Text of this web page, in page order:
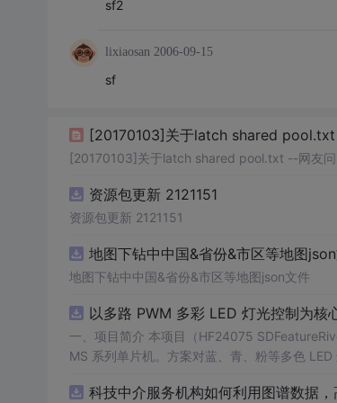
sf2
lixiaosan 2006-09-15
sf
[20170103]关于latch shared pool.txt
资源包更新 2121151
资源包更新 2121151
地图下钻中中国&省份&市区等地图
地图下钻中中国&省份&市区等地图json文件
以多路 PWM 多彩 LED 灯光控制为核
一、项目简介 本项目（HF24075 SDFeatureRivertraining）是一套以多路 PWM 多彩 LED 灯光控制为核心的固件方案，基于 PADAUK P
MS 系列单片机。方案对蓝、青、粉等多色
WM 调光与色彩混合学习 3. 电子类课程设计 / 毕业设计 4. 灯光艺术与 DIY 项目 适配使用场景：学习练手、毕业设计、课程设计、创业售
科技中介服务机构如何利用图谱数据